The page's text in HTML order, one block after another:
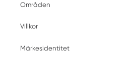
Områden
Villkor
Märkesidentitet